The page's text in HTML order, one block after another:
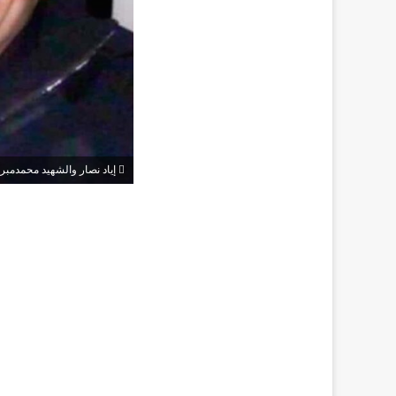
إياد نصار والشهيد